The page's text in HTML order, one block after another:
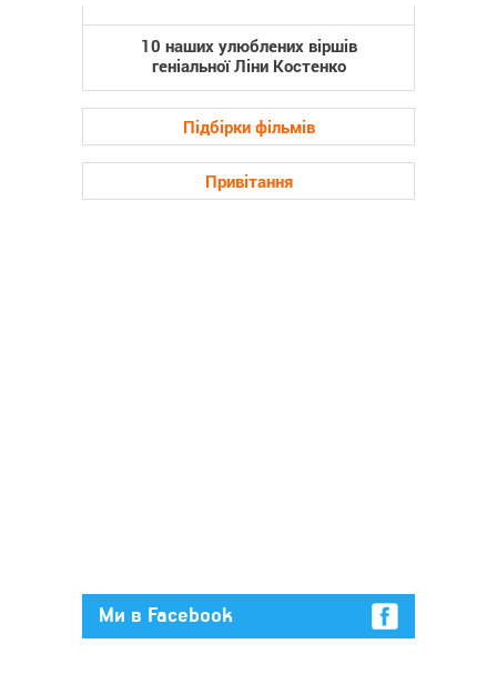
10 наших улюблених віршів
геніальної Ліни Костенко
Підбірки фільмів
Привітання
Ми в Facebook